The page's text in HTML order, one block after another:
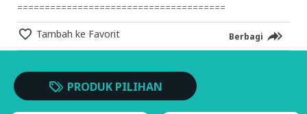
======================================
Tambah ke Favorit Berbagi
PRODUK PILIHAN